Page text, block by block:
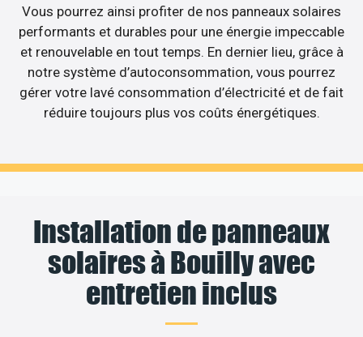
Vous pourrez ainsi profiter de nos panneaux solaires
performants et durables pour une énergie impeccable
et renouvelable en tout temps. En dernier lieu, grâce à
notre système d’autoconsommation, vous pourrez
gérer votre lavé consommation d’électricité et de fait
réduire toujours plus vos coûts énergétiques.
Installation de panneaux
solaires à Bouilly avec
entretien inclus